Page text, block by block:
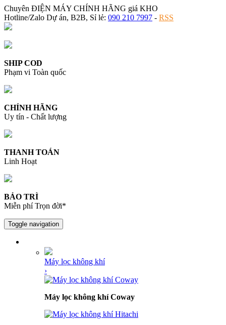
Chuyên ĐIỆN MÁY CHÍNH HÃNG giá KHO
Hotline/Zalo Dự án, B2B, Sỉ lẻ: 090 210 7997 - RSS
SHIP COD
Phạm vi Toàn quốc
CHÍNH HÃNG
Uy tín - Chất lượng
THANH TOÁN
Linh Hoạt
BẢO TRÌ
Miễn phí Trọn đời*
Toggle navigation
Máy lọc không khí
›
Máy lọc không khí Coway